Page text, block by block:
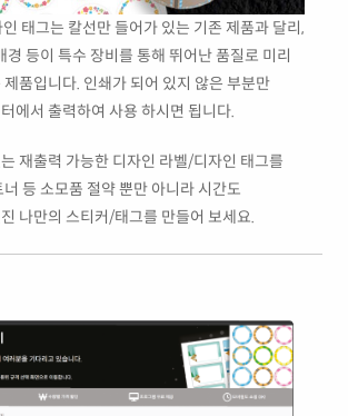
태그는 칼선만 들어가 있는 기존 제품과 달리,
경 등이 특수 장비를 통해 뛰어난 품질로 미리
품입니다. 인쇄가 되어 있지 않은 부분만
에서 출력하여 사용 하시면 됩니다.
재출력 가능한 디자인 라벨/디자인 태그를
등 소모품 절약 뿐만 아니라 시간도
나만의 스티커/태그를 만들어 보세요.